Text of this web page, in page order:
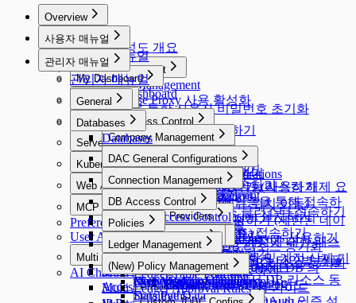
Overview
Overview
시스템 구성도 개요
Proxy Management
Proxy Management
Database Proxy 사용 활성화
사용자 매뉴얼
사용자 매뉴얼
My Dashboard
My Dashboard
Email을 통한 사용자 비밀번호 초기화
Workflow
Workflow
DB Access Request 요청하기
SQL Request 요청하기
SQL Request 요청하기
실행 계획(Explain) 기능 사용하기
SQL Export Request 요청하기
Unmasking Request 요청하기 (마스킹 해제 요
청)
Restricted Data Access 요청하기 (제한된 데이
터 접근 요청)
Server Access Request 요청하기
Server Privilege Request 요청하기
Access Role Request 요청하기
Database Access Control
Database Access Control
웹 SQL 에디터로 접속하기
Default Privilege 설정하기
에이전트 없이 프록시 접속하기
Google BigQuery OAuth 인증을 통해 접속하
기
Custom Data Source 접속하기
Server Access Control
Server Access Control
권한이 있는 서버에 접속하기
웹 터미널 사용하기
웹 SFTP 사용하기
Kubernetes Access Control
Kubernetes Access Control
접근 권한 목록 확인하기
Web Client로 쿠버네티스 클러스터 접속하기
Web Access Control
Web Access Control
Root CA 인증서 및 Extension 설치하기
웹 애플리케이션(웹사이트) 접속하기
MCP Access Control
MCP Access Control
MAC을 통해 Remote MCP Servers 사용하기
Preferences
User Agent
Multi Agent
Multi Agent
Multi Agent Linux 설치 및 사용 가이드
AI Chat
관리자 매뉴얼
관리자 매뉴얼
General
General
Company Management
Company Management
General
Security
Allowed Zones
Channels
Alerts
Alerts
New Request > 요청 타입별 템플
릿 변수
Licenses
User Management
User Management
Users
Users
사용자 프로필
qp-admin 기본 계정에 대한 패스
워드 변경 강제화 및 계정 삭제 기
능
Groups
Roles
Profile Editor
Profile Editor
Custom Attribute
Authentication
Authentication
Okta 연동하기
Provisioning
Workflow Management
Workflow Management
All Requests
Approval Rules
Workflow Configurations
System
System
Integrations
Integrations
Syslog 연동
Splunk 연동
API Token
Jobs
Maintenance
Databases
Databases
DAC General Configurations
DAC General Configurations
Unmasking Zones
Masking Pattern (메뉴 위치 이동)
Connection Management
Connection Management
Cloud Providers
Cloud Providers
AWS에서 DB 리소스 동기화
MS Azure에서 DB 리소스 동기화
Google Cloud에서 DB 리소스 동
기화
DB Connections
DB Connections
MongoDB 전용 가이드
DocumentDB 전용 가이드
SSL Configurations
SSH Configurations
Kerberos Configurations
DB Access Control
DB Access Control
Privilege Type
Privilege Type
MongoDB / Document DB 의
Privilege Type Mapping
Access Control
Policies
Policies
Data Access
Masking Pattern
Data Masking
Sensitive Data
Ledger Management
Ledger Management
Ledger Table Policy
Ledger Approval Rules
(New) Policy Management
(New) Policy Management
Data Paths